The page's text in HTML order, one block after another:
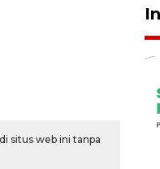
situs web ini tanpa